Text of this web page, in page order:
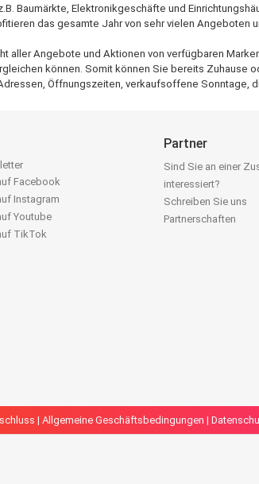
Baumärkte, Elektronikgeschäfte und
das gesamte Jahr von sehr vielen Angeboten
aller Angebote und Aktionen von verfügbaren
können. Somit können Sie bereits Zuhause
Öffnungszeiten, verkaufsoffene
Facebook
Instagram
Youtube
TikTok
Partner
Sind Sie an einer
interessiert?
Schreiben Sie uns
Partnerschaften
| Allgemeine Geschäftsbedingungen |